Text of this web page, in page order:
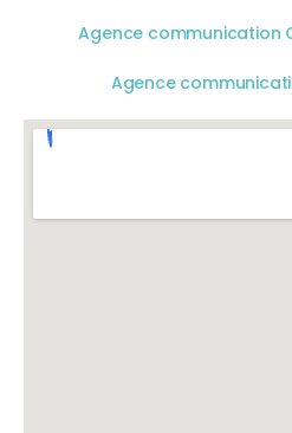
Agence communication
Agence